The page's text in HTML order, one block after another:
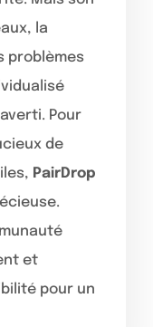
la
problèmes
Pour
de
PairDrop
et
pour un